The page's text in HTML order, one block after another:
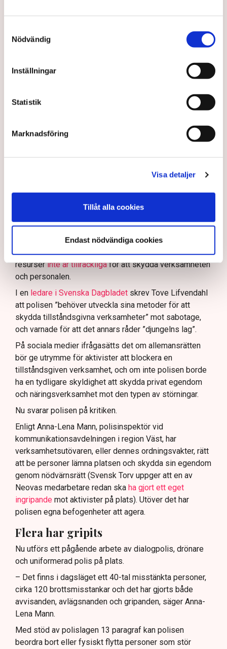
Nödvändig
Inställningar
Statistik
Marknadsföring
Visa detaljer
Tillåt alla cookies
Endast nödvändiga cookies
maskiner – polisen kan inte
AI-sammanfattning
sedan 28 juli.
aktionerna.
40 personer misstänks med cirka 120
brottsmisstankar kopplade.
Polisen använder drönare och uniformerad polis
för att dokumentera bevis.
Samtidigt är polisarbetet komplext när det gäller
Läs mer
Polisen, som befinner sig på plats, kritiseras för att inte
agera tillräckligt då aktionerna kan fortgå för öppen ridå.
Rickard Axdorff på Svensk Torv, anser att polisens
resurserinte är tillräckligaför att skydda verksamheten
och personalen.
I en ledare i Svenska Dagbladet skrev Tove Lifvendahl
att polisen ”behöver utveckla sina metoder för att
skydda tillståndsgivna verksamheter” mot sabotage,
och varnade för att det annars råder ”djungelns lag”.
På sociala medier ifrågasätts det om allemansrätten
bör ge utrymme för aktivister att blockera en
tillståndsgiven verksamhet, och om inte polisen borde
ha en tydligare skyldighet att skydda privat egendom
och näringsverksamhet mot den typen av störningar.
Nu svarar polisen på kritiken.
Enligt Anna-Lena Mann, polisinspektör vid
kommunikationsavdelningen i region Väst, har
verksamhetsutövaren, eller dennes ordningsvakter, rätt
att be personer lämna platsen och skydda sin egendom
genom nödvärnsrätt (Svensk Torv uppger att en av
Neovas medarbetare redan ska ha gjort ett eget
ingripande mot aktivister på plats). Utöver det har
polisen egna befogenheter att agera.
Flera har gripits
Nu utförs ett pågående arbete av dialogpolis, drönare
och uniformerad polis på plats.
– Det finns i dagsläget ett 40-tal misstänkta personer,
cirka 120 brottsmisstankar och det har gjorts både
avvisanden, avlägsnanden och gripanden, säger Anna-
Lena Mann.
Med stöd av polislagen 13 paragraf kan polisen
beordra bort eller fysiskt flytta personer som stör